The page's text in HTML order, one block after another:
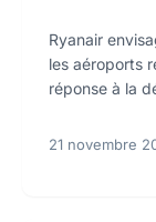
Ryanair
les aéroports
réponse à la
21 novembre